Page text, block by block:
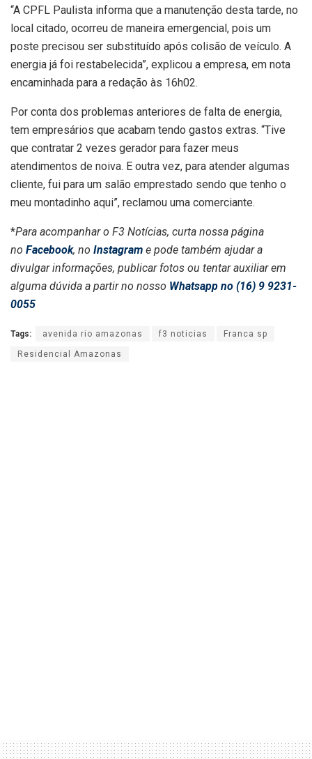
“A CPFL Paulista informa que a manutenção desta tarde, no
local citado, ocorreu de maneira emergencial, pois um
poste precisou ser substituído após colisão de veículo. A
energia já foi restabelecida”, explicou a empresa, em nota
encaminhada para a redação às 16h02.
Por conta dos problemas anteriores de falta de energia,
tem empresários que acabam tendo gastos extras. “Tive
que contratar 2 vezes gerador para fazer meus
atendimentos de noiva. E outra vez, para atender algumas
cliente, fui para um salão emprestado sendo que tenho o
meu montadinho aqui”, reclamou uma comerciante.
*Para acompanhar o F3 Notícias, curta nossa página
no Facebook, no Instagram e pode também ajudar a
divulgar informações, publicar fotos ou tentar auxiliar em
alguma dúvida a partir no nosso Whatsapp no (16) 9 9231-
0055
Tags: avenida rio amazonas f3 noticias Franca sp
Residencial Amazonas